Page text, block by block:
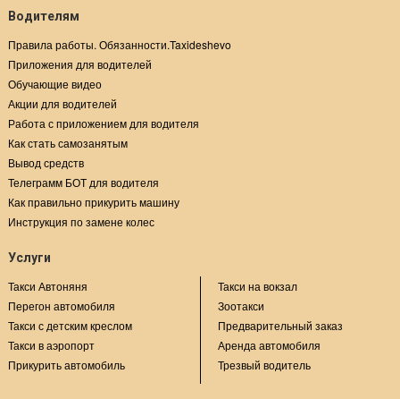
Водителям
Правила работы. Обязанности.Taxideshevo
Приложения для водителей
Обучающие видео
Акции для водителей
Работа с приложением для водителя
Как стать самозанятым
Вывод средств
Телеграмм БОТ для водителя
Как правильно прикурить машину
Инструкция по замене колес
Услуги
Такси Автоняня
Перегон автомобиля
Такси с детским креслом
Такси в аэропорт
Прикурить автомобиль
Такси на вокзал
Зоотакси
Предварительный заказ
Аренда автомобиля
Трезвый водитель